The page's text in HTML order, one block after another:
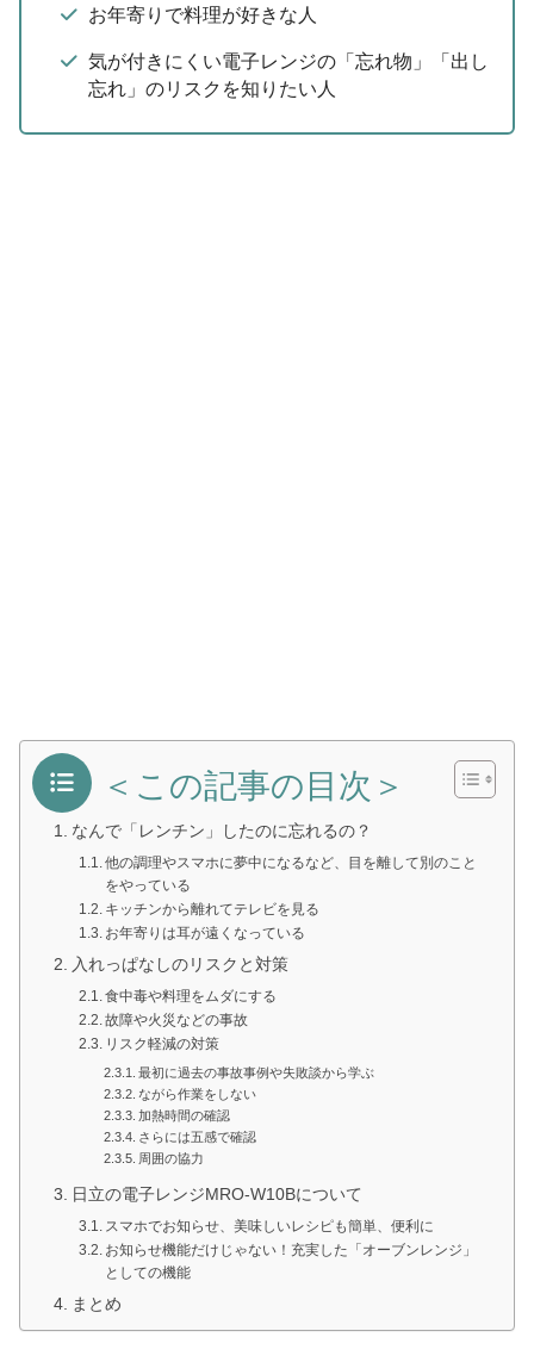
お年寄りで料理が好きな人
気が付きにくい電子レンジの「忘れ物」「出し
忘れ」のリスクを知りたい人
＜この記事の目次＞
なんで「レンチン」したのに忘れるの？
他の調理やスマホに夢中になるなど、目を離して別のこと
をやっている
キッチンから離れてテレビを見る
お年寄りは耳が遠くなっている
入れっぱなしのリスクと対策
食中毒や料理をムダにする
故障や火災などの事故
リスク軽減の対策
最初に過去の事故事例や失敗談から学ぶ
ながら作業をしない
加熱時間の確認
さらには五感で確認
周囲の協力
日立の電子レンジMRO-W10Bについて
スマホでお知らせ、美味しいレシピも簡単、便利に
お知らせ機能だけじゃない！充実した「オーブンレンジ」
としての機能
まとめ